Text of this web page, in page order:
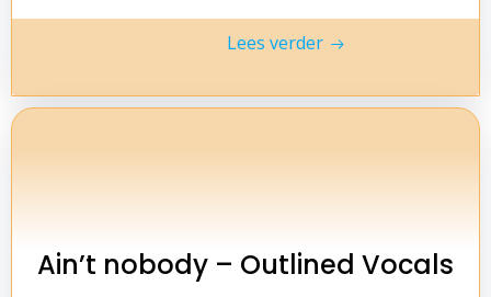
Lees verder
Ain’t nobody – Outlined Vocals